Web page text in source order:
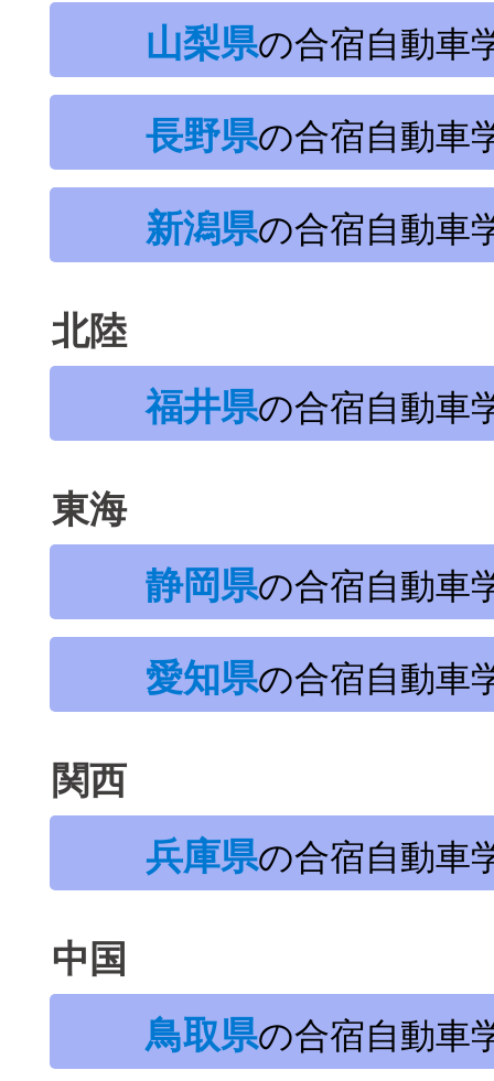
山梨県の合宿自動車
長野県の合宿自動車
新潟県の合宿自動車
北陸
福井県の合宿自動車
東海
静岡県の合宿自動車
愛知県の合宿自動車
関西
兵庫県の合宿自動車
中国
鳥取県の合宿自動車